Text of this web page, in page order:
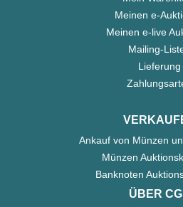
Meinen e-
Meinen e-live
Mailing-
Lieferung
Ankauf von Münzen
Münzen
Banknoten
ÜBER